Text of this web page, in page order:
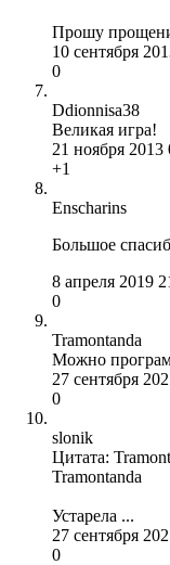
Прошу
10 сентября
0
Ddionnisa38
Великая игра!
21 ноября 2013
+1
Enscharins
Большое
8 апреля 2019
0
Tramontanda
Можно
27 сентября
0
slonik
Цитата:
Tramontanda
Устарела ...
27 сентября
0